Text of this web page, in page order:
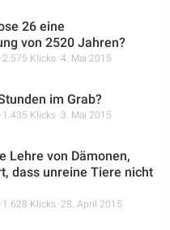
26 eine
von 2520 Jahren?
2.575 Klicks 4. Mai 2015
im Grab?
1.435 Klicks 3. Mai 2015
Lehre von Dämonen,
dass unreine Tiere nicht
1.628 Klicks 28. April 2015